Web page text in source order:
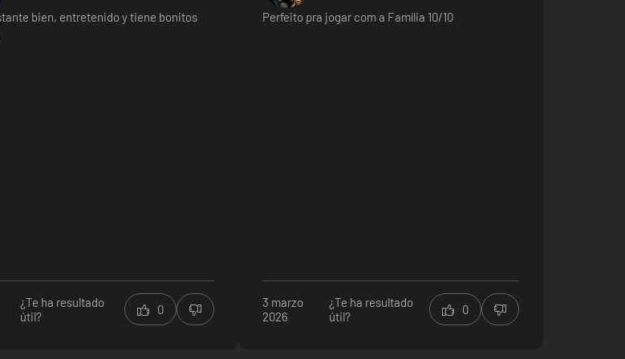
cada cual más sorprendente y visualmente asombroso que el anterior. Fondos vibrantes e
demoler todo obstáculo y enemigo que se le ponga por delante. Estos superpoderes son únicos y
bien, entretenido y tiene bonitos
¿Te ha resultado
útil?
0
Perfeito pra jogar com a Família 10/10
3 marzo
2026
¿Te ha resultado
útil?
0